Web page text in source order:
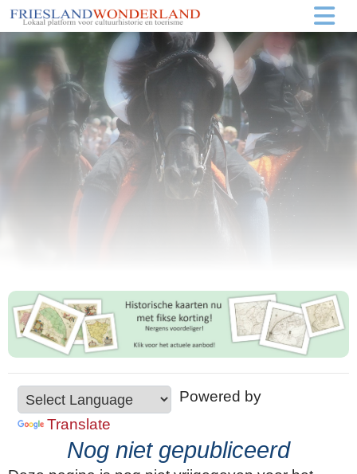
Powered by
Translate
Nog niet gepubliceerd